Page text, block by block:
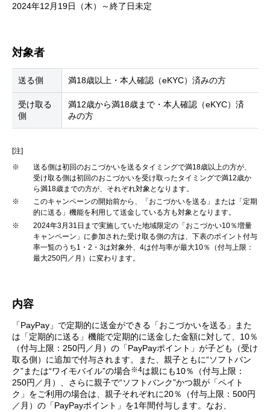
2024年12月19日（木）～終了日未定
対象者
送る側 満18歳以上・本人確認（eKYC）済みの方
受け取る
側
満12歳から満18歳まで・本人確認（eKYC）済
みの方
[注]
※
送る側は初回のおこづかいを送るタイミングで満18歳以上の方が、
受け取る側は初回のおこづかいを受け取ったタイミングで満12歳か
ら満18歳までの方が、それぞれ対象となります。
※
このキャンペーンの開始前から、「おこづかいを送る」または「定期
的に送る」機能を利用して送金している方も対象となります。
※
2024年3月31日まで実施していた地域限定の「おこづかい10％増量
キャンペーン」に参加された受け取る側の方は、下表のポイント付与
率一覧のうち1・2・3は対象外、4は付与率が最大10％（付与上限：
最大250円／月）に変わります。
内容
「PayPay」で定期的に送金ができる「おこづかいを送る」また
は「定期的に送る」機能で定期的に送金した金額に対して、10％
（付与上限：250円／月）の「PayPayポイント」が子ども（受け
取る側）に追加で付与されます。また、親子ともに“ソフトバン
ク”または“ワイモバイル”の場合※4は親にも10％（付与上限：
250円／月）、さらに親子で“ソフトバンク”かつ親が「ペイト
ク」をご利用の場合は、親子それぞれに20％（付与上限：500円
／月）の「PayPayポイント」を1年間付与します。なお、